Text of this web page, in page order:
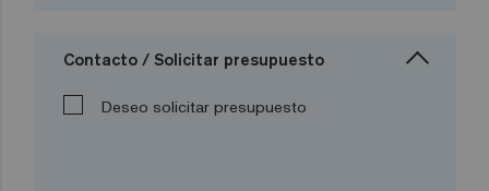
Contacto / Solicitar presupuesto
Deseo solicitar presupuesto